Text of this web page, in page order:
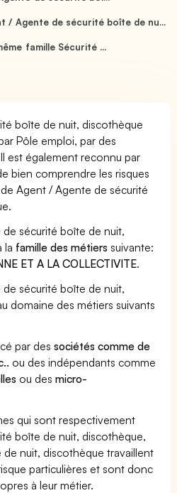
/ Agente de sécurité boîte de nu...
famille Sécurité ...
boîte de nuit, discothèque
Pôle emploi, par des
est également reconnu par
bien comprendre les risques
Agent / Agente de sécurité
sécurité boîte de nuit,
la famille des métiers suivante:
ET A LA COLLECTIVITE.
sécurité boîte de nuit,
domaine des métiers suivants
par dessociétés comme de
ou des indépendants comme
ou desmicro-
qui sont respectivement
boîte de nuit, discothèque,
nuit, discothèque travaillent
particulières et sont donc
à leur métier.